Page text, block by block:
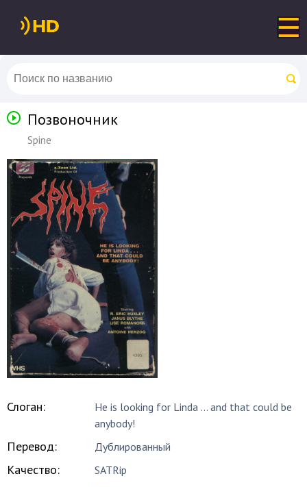
Позвоночник
Spine
Слоган:
He is looking for Linda ... and that could be
anybody!
Перевод: Дублированный
Качество: SATRip